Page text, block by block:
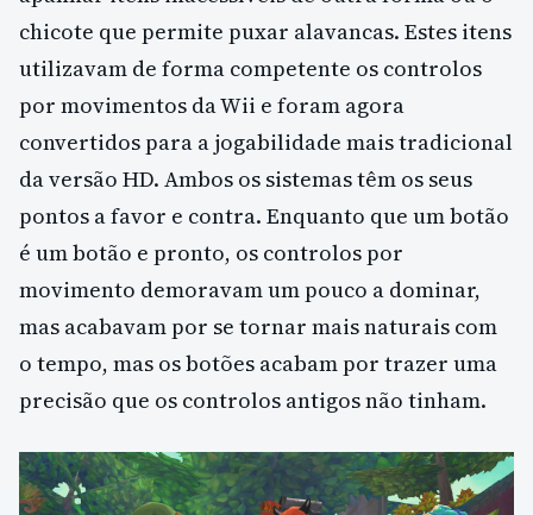
chicote que permite puxar alavancas. Estes itens
utilizavam de forma competente os controlos
por movimentos da Wii e foram agora
convertidos para a jogabilidade mais tradicional
da versão HD. Ambos os sistemas têm os seus
pontos a favor e contra. Enquanto que um botão
é um botão e pronto, os controlos por
movimento demoravam um pouco a dominar,
mas acabavam por se tornar mais naturais com
o tempo, mas os botões acabam por trazer uma
precisão que os controlos antigos não tinham.